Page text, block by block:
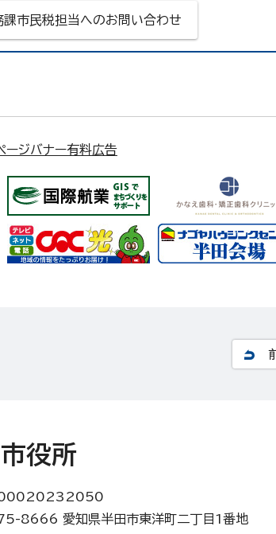
課市民税担当へのお問い合わせ
ージバナー有料広告
役所
8666 愛知県半田市東洋町二丁目1番地